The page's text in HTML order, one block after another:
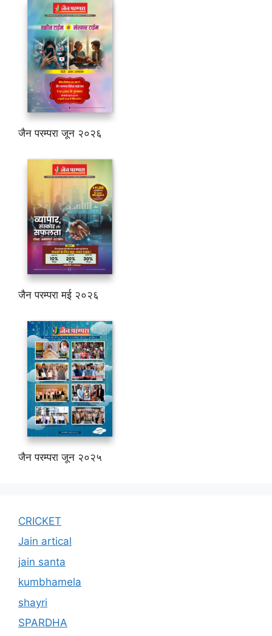
जैन परम्परा जून २०२६
जैन परम्परा मई २०२६
जैन परम्परा जून २०२५
CRICKET
Jain artical
jain santa
kumbhamela
shayri
SPARDHA